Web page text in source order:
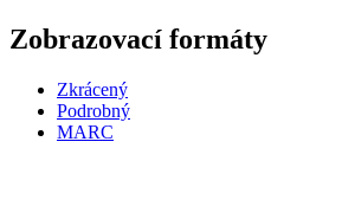
Zobrazovací formáty
Zkrácený
Podrobný
MARC